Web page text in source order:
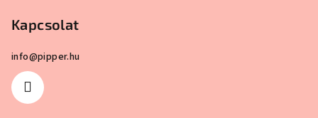
Kapcsolat
info@pipper.hu